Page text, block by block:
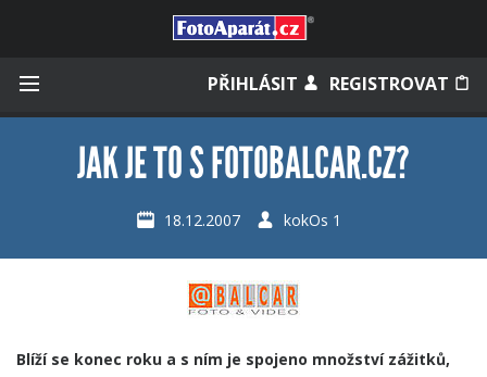
PŘIHLÁSIT REGISTROVAT
Zapomněli jste heslo?
JAK JE TO S FOTOBALCAR.CZ?
18.12.2007 kokOs 1
Blíží se konec roku a s ním je spojeno množství zážitků,